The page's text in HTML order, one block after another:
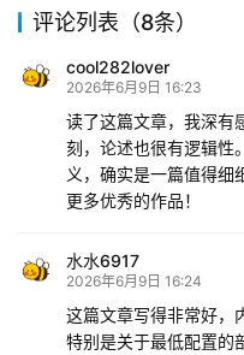
评论列表（8条）
cool282lover
2026年6月9日 16:23
读了这篇文章，我深有
刻，论述也很有逻辑性
义，确实是一篇值得细
更多优秀的作品！
水水6917
2026年6月9日 16:24
这篇文章写得非常好，
特别是关于最低配置的